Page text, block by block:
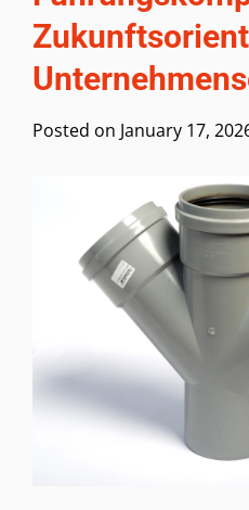
Posted on January 17,